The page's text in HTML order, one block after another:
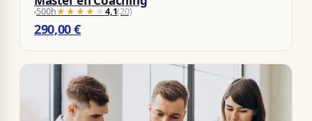
500h★★★★★
★★★★★4,1(20)
290,00€